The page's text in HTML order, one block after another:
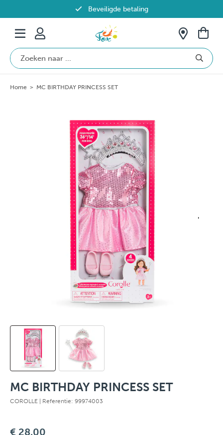
Beveiligde betaling
Gratis verzending vanaf €69 in België
Home > MC BIRTHDAY PRINCESS SET
MC BIRTHDAY PRINCESS SET
COROLLE | Referentie: 99974003
€ 28,00